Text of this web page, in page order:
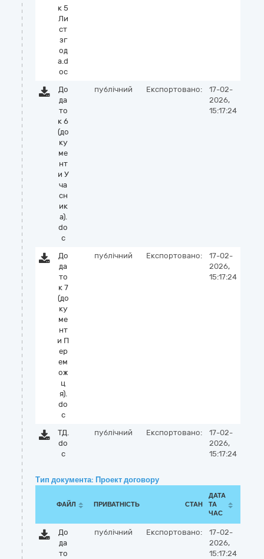
к 5
Ли
ст
зг
од
а.d
oc
До
да
то
к 6
(до
ку
ме
нт
и У
ча
сн
ик
а).
do
c
публічний Експортовано:
17-02-
2026,
15:17:24
До
да
то
к 7
(до
ку
ме
нт
и П
ер
ем
ож
ц
я).
do
c
публічний Експортовано:
17-02-
2026,
15:17:24
ТД.
do
c
публічний Експортовано:
17-02-
2026,
15:17:24
Тип документа: Проект договору
ФАЙЛ ПРИВАТНІСТЬ СТАН
ДАТА
ТА
ЧАС
До
да
то
публічний Експортовано:
17-02-
2026,
15:17:24